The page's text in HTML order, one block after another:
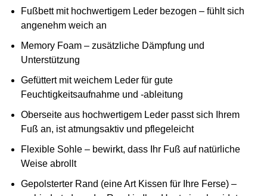
Fußbett mit hochwertigem Leder bezogen – fühlt sich
angenehm weich an
Memory Foam – zusätzliche Dämpfung und
Unterstützung
Gefüttert mit weichem Leder für gute
Feuchtigkeitsaufnahme und -ableitung
Oberseite aus hochwertigem Leder passt sich Ihrem
Fuß an, ist atmungsaktiv und pflegeleicht
Flexible Sohle – bewirkt, dass Ihr Fuß auf natürliche
Weise abrollt
Gepolsterter Rand (eine Art Kissen für Ihre Ferse) –